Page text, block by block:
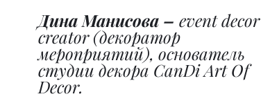
Дина Манисова – event decor
creator (декоратор
мероприятий), основатель
студии декора CanDi Art Of
Decor.